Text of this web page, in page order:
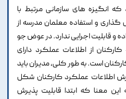
انگیزه های سازمانی مرتبط با
گذاری و استفاده معلمان مدرسه از
و قابلیت اجرایی ندارد. در عوض جو
از اطلاعات عملکرد دارای
است. به طور کلی، مدیران باید
اطلاعات عملکرد کارکنان شکل
معنا که ابتدا قابلیت پذیرش